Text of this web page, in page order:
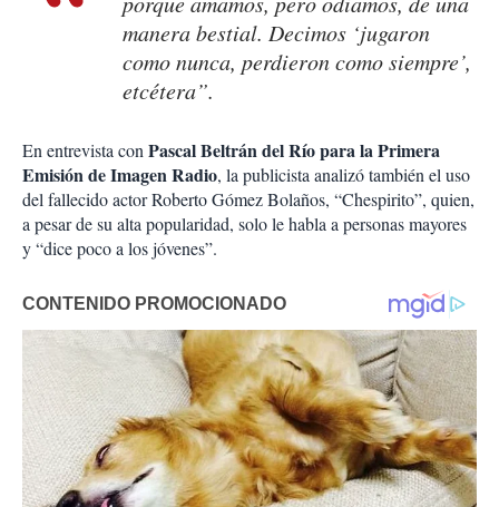
manera bestial. Decimos ‘jugaron
como nunca, perdieron como siempre’,
etcétera”.
En entrevista conPascal Beltrán del Río para la Primera
Emisión de Imagen Radio, la publicista analizó también el uso
del fallecido actor Roberto Gómez Bolaños, “Chespirito”, quien,
a pesar de su alta popularidad, solo le habla a personas mayores
y “dice poco a los jóvenes”.